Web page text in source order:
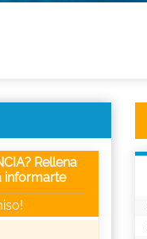
Rellena
informarte